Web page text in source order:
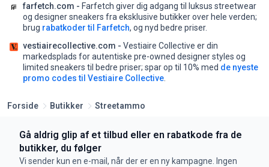
farfetch.com - Farfetch giver dig adgang til luksus streetwear
og designer sneakers fra eksklusive butikker over hele verden;
brug rabatkoder til Farfetch, og nyd bedre priser.
vestiairecollective.com - Vestiaire Collective er din
markedsplads for autentiske pre-owned designer styles og
limited sneakers til bedre priser; spar op til 10% med de nyeste
promo codes til Vestiaire Collective
Forside Butikker Streetammo
Gå aldrig glip af et tilbud eller en rabatkode fra de
butikker, du følger
Vi sender kun en e-mail, når der er en ny kampagne. Ingen